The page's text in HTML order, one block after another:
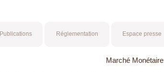
Publications Réglementation Espace presse
Marché Monétaire